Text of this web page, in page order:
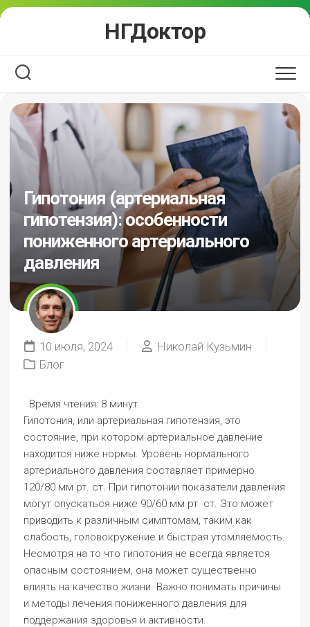
Перейти
НГДоктор
Гипотония (артериальная
гипотензия): особенности
пониженного артериального
давления
10 июля, 2024
Николай Кузьмин
Блог
Время чтения: 8 минут
Гипотония, или артериальная гипотензия, это
состояние, при котором артериальное давление
находится ниже нормы. Уровень нормального
артериального давления составляет примерно
120/80 мм рт. ст. При гипотонии показатели давления
могут опускаться ниже 90/60 мм рт. ст. Это может
приводить к различным симптомам, таким как
слабость, головокружение и быстрая утомляемость.
Несмотря на то что гипотония не всегда является
опасным состоянием, она может существенно
влиять на качество жизни. Важно понимать причины
и методы лечения пониженного давления для
поддержания здоровья и активности.